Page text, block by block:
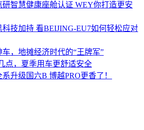
智慧健康座舱认证 WEY你打造更安
科技加持 看BEIJING-EU7如何轻松应对
，地摊经济时代的“王牌军”
点，夏季用车更舒适安全
升级国六B 博越PRO更香了！